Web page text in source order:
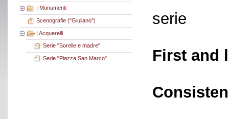
Monumenti
Scenografie ("Giuliano")
| Acquerelli
Serie "Sorelle e madre"
Serie "Piazza San Marco"
serie
First and